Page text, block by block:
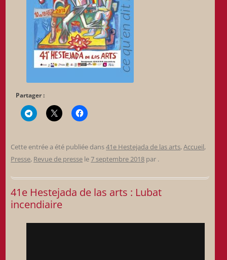
Partager :
Cette entrée a été publiée dans41e Hestejada de las arts,Accueil,
Presse, Revue de presse le7 septembre 2018 par .
41e Hestejada de las arts : Lubat
incendiaire